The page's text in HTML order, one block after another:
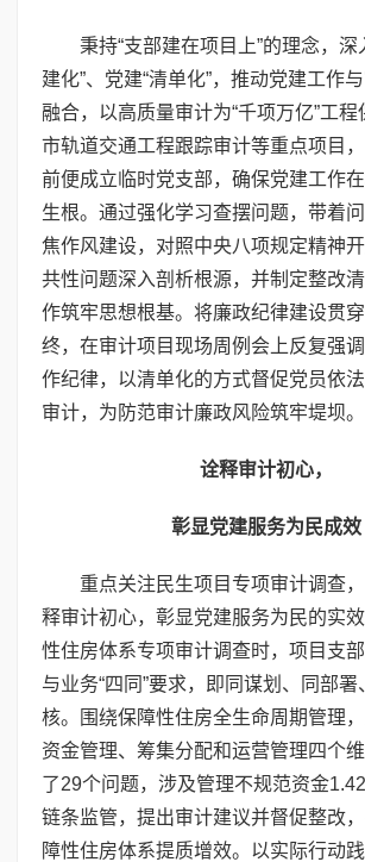
秉持“支部建在项目上”的理念，深
建化”、党建“清单化”，推动党建工作
融合，以高质量审计为“千项万亿”工
市轨道交通工程跟踪审计等重点项目
前便成立临时党支部，确保党建工作
生根。通过强化学习查摆问题，带着
焦作风建设，对照中央八项规定精神
共性问题深入剖析根源，并制定整改
作筑牢思想根基。将廉政纪律建设贯
终，在审计项目现场周例会上反复强调
作纪律，以清单化的方式督促党员依
审计，为防范审计廉政风险筑牢堤坝。
诠释审计初心，
彰显党建服务为民成效
重点关注民生项目专项审计调查
释审计初心，彰显党建服务为民的实
性住房体系专项审计调查时，项目支
与业务“四同”要求，即同谋划、同部
核。围绕保障性住房全生命周期管理，
资金管理、筹集分配和运营管理四个
了29个问题，涉及管理不规范资金
链条监管，提出审计建议并督促整改
障性住房体系提质增效。以实际行动践